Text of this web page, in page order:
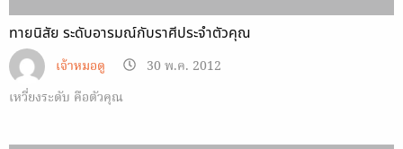
ทายนิสัย ระดับอารมณ์กับราศีประจำตัวคุณ
เจ้าหมอดู
30 พ.ค. 2012
เหวี่ยงระดับ คือตัวคุณ